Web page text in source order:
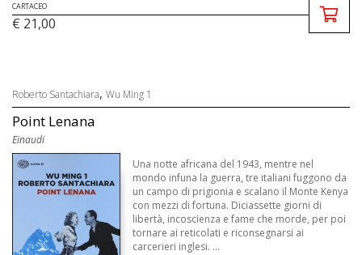
CARTACEO
€ 21,00
Roberto Santachiara, Wu Ming 1
Point Lenana
Einaudi
Una notte africana del 1943, mentre nel
mondo infuna la guerra, tre italiani fuggono da
un campo di prigionia e scalano il Monte Kenya
con mezzi di fortuna. Diciassette giorni di
libertà, incoscienza e fame che morde, per poi
tornare ai reticolati e riconsegnarsi ai
carcerieri inglesi. ...